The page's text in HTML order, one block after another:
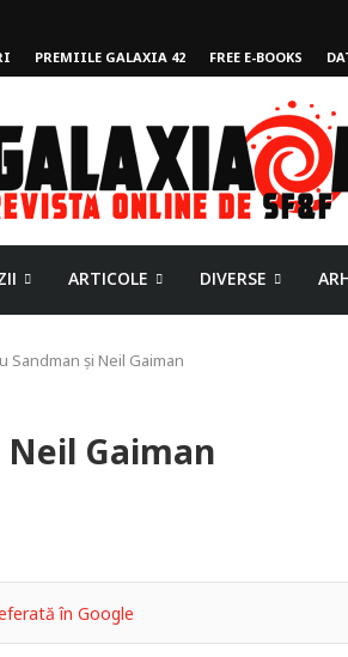
PREMIILE GALAXIA 42 FREE E-BOOKS
ARTICOLE DIVERSE
Sandman și Neil Gaiman
Gaiman
în Google